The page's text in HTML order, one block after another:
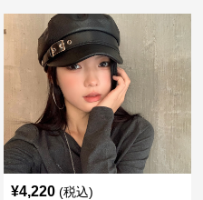
¥4,220 (税込)